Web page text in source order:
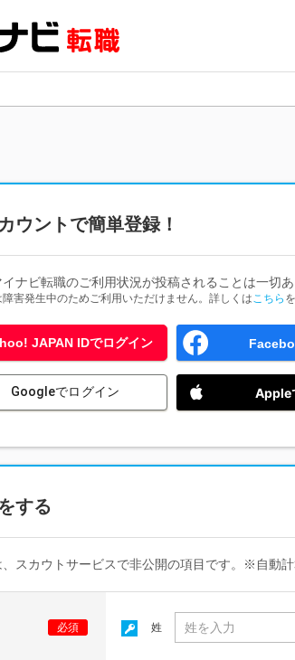
ウントで簡単登録！
ナビ転職のご利用状況が投稿されることは一切あ
害発生中のためご利用いただけません。詳しくはこちら
JAPAN IDでログイン
Googleでログイン Apple
する
、スカウトサービスで非公開の項目です。※自動
必須 姓